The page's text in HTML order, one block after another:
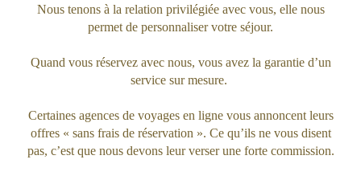
Nous tenons à la relation privilégiée avec vous, elle nous
permet de personnaliser votre séjour.
Quand vous réservez avec nous, vous avez la garantie d’un
service sur mesure.
Certaines agences de voyages en ligne vous annoncent leurs
offres « sans frais de réservation ». Ce qu’ils ne vous disent
pas, c’est que nous devons leur verser une forte commission.